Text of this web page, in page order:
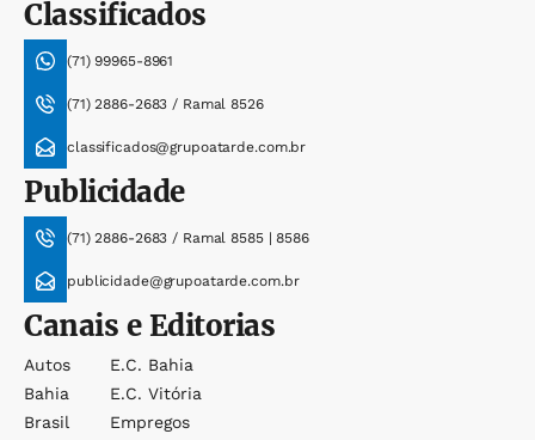
Classificados
(71) 99965-8961
(71) 2886-2683 / Ramal 8526
classificados@grupoatarde.com.br
Publicidade
(71) 2886-2683 / Ramal 8585 | 8586
publicidade@grupoatarde.com.br
Canais e Editorias
Autos
Bahia
Brasil
E.c. Bahia
E.c. Vitória
Empregos